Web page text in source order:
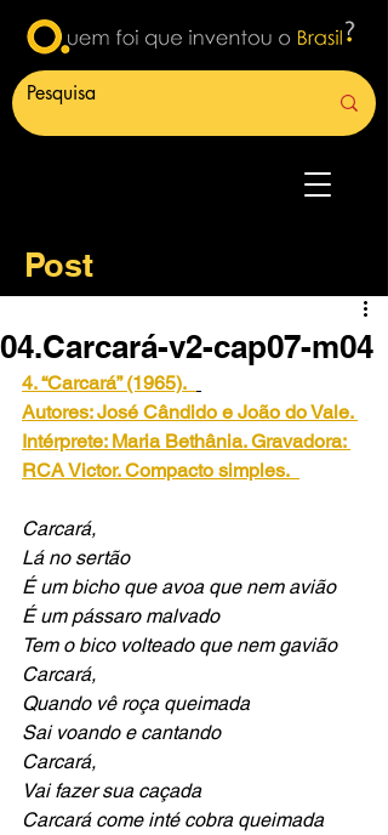
Post
04.Carcará-v2-cap07-m04
4. “Carcará” (1965).
Autores: José Cândido e João do Vale.
Intérprete: Maria Bethânia. Gravadora:
RCA Victor. Compacto simples.
Carcará,
Lá no sertão
É um bicho que avoa que nem avião
É um pássaro malvado
Tem o bico volteado que nem gavião
Carcará,
Quando vê roça queimada
Sai voando e cantando
Carcará,
Vai fazer sua caçada
Carcará come inté cobra queimada